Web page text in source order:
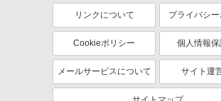
リンクについて プライバシ
Cookieポリシー 個人情報
メールサービスについて サイト運